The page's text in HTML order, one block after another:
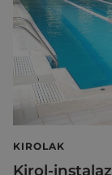
KIROLAK
Kirol-